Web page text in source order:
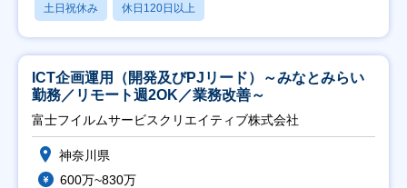
土日祝休み 休日120日以上
ICT企画運用（開発及びPJリード）～みなとみらい
勤務／リモート週2OK／業務改善～
富士フイルムサービスクリエイティブ株式会社
神奈川県
600万~830万